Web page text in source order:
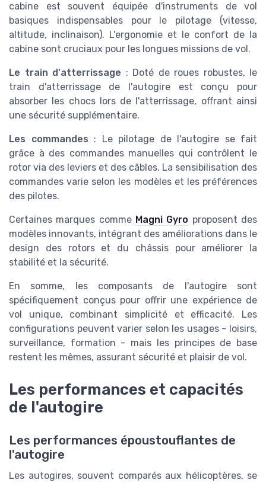
cabine est souvent équipée d'instruments de vol
basiques indispensables pour le pilotage (vitesse,
altitude, inclinaison). L'ergonomie et le confort de la
cabine sont cruciaux pour les longues missions de vol.
Le train d'atterrissage : Doté de roues robustes, le
train d'atterrissage de l'autogire est conçu pour
absorber les chocs lors de l'atterrissage, offrant ainsi
une sécurité supplémentaire.
Les commandes : Le pilotage de l'autogire se fait
grâce à des commandes manuelles qui contrôlent le
rotor via des leviers et des câbles. La sensibilisation des
commandes varie selon les modèles et les préférences
des pilotes.
Certaines marques comme Magni Gyro proposent des
modèles innovants, intégrant des améliorations dans le
design des rotors et du châssis pour améliorer la
stabilité et la sécurité.
En somme, les composants de l'autogire sont
spécifiquement conçus pour offrir une expérience de
vol unique, combinant simplicité et efficacité. Les
configurations peuvent varier selon les usages - loisirs,
surveillance, formation - mais les principes de base
restent les mêmes, assurant sécurité et plaisir de vol.
Les performances et capacités
de l'autogire
Les performances époustouflantes de
l'autogire
Les autogires, souvent comparés aux hélicoptères, se